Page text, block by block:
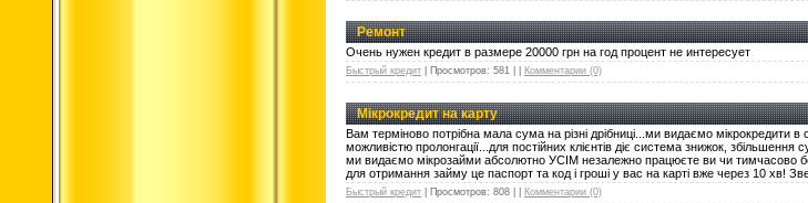
Ремонт
Очень нужен кредит в размере 20000 грн на год процент не интересует
Быстрый кредит Просмотров: 581 Комментарии (0)
Мікрокредит на карту
Вам терміново потрібна мала сума на різні дрібниці...ми видаємо мікрокредити в
можливістю пролонгації...для постійних клієнтів діє система знижок,
ми видаємо мікрозайми абсолютно УСІМ незалежно працюєте ви чи тимчасово
для отримання займу це паспорт та код і гроші у вас на карті вже через 10 хв!
Быстрый кредит Просмотров: 808 Комментарии (0)